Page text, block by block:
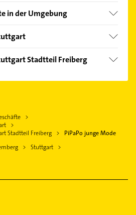
in der Umgebung
Stadtteil Freiberg
Stadtteil Freiberg
PiPaPo junge Mode
Stuttgart